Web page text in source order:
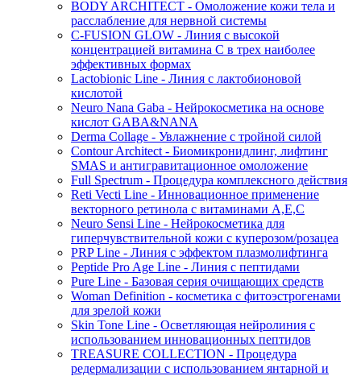
BODY ARCHITECT - Омоложение кожи тела и
расслабление для нервной системы
C-FUSION GLOW - Линия с высокой
концентрацией витамина C в трех наиболее
эффективных формах
Lactobionic Line - Линия с лактобионовой
кислотой
Neuro Nana Gaba - Нейрокосметика на основе
кислот GABA&NANA
Derma Collage - Увлажнение с тройной силой
Contour Architect - Биомикронидлинг, лифтинг
SMAS и антигравитационное омоложение
Full Spectrum - Процедура комплексного действия
Reti Vecti Line - Инновационное применение
векторного ретинола с витаминами A,Е,С
Neuro Sensi Line - Нейрокосметика для
гиперчувствительной кожи с куперозом/розацеа
PRP Line - Линия с эффектом плазмолифтинга
Peptide Pro Age Line - Линия с пептидами
Pure Line - Базовая серия очищающих средств
Woman Definition - косметика с фитоэстрогенами
для зрелой кожи
Skin Tone Line - Осветляющая нейролиния с
использованием инновационных пептидов
TREASURE COLLECTION - Процедура
редермализации с использованием янтарной и